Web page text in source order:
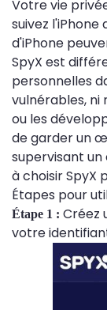
Votre vie
suivez l'iPhone
d'iPhone
SpyX est
personnelles
vulnérables, ni
ou les
de garder un
supervisant
à choisir SpyX
Étapes pour
Étape 1 : Créez
votre